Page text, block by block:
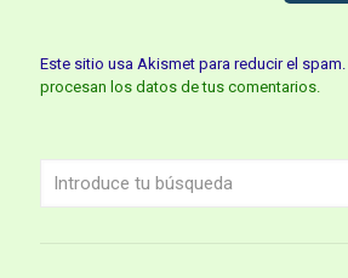
Este sitio usa Akismet para reducir el spam.
procesan los datos de tus comentarios.